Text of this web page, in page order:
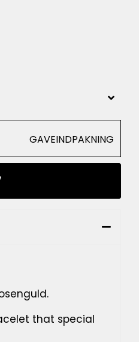
GAVEINDPAKNING
that special